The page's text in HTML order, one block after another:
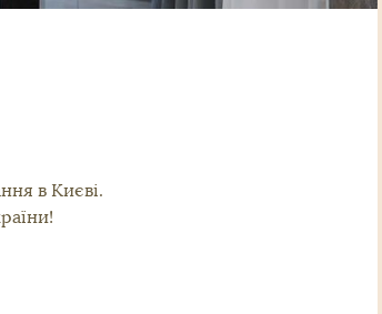
в Києві.